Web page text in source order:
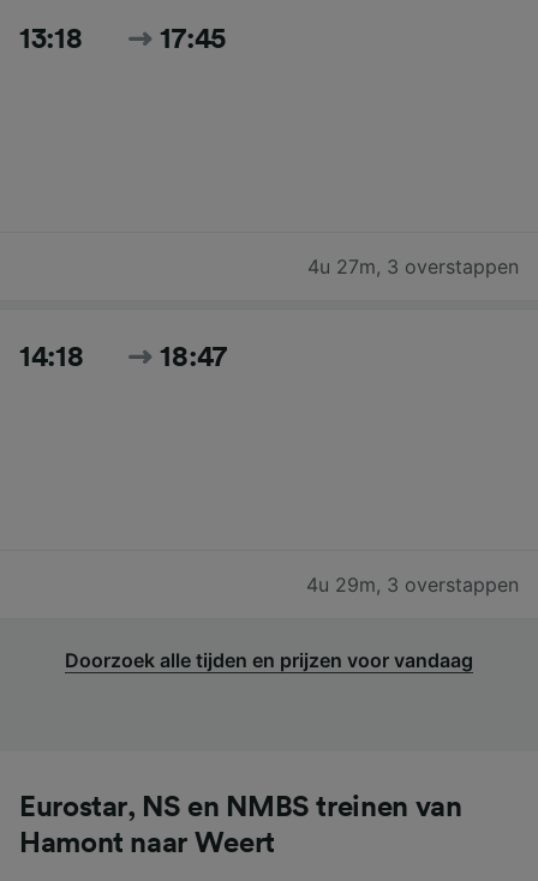
13:18 17:45
4u 27m, 3 overstappen
14:18 18:47
4u 29m, 3 overstappen
Doorzoek alle tijden en prijzen voor vandaag
Eurostar, NS en NMBS treinen van
Hamont naar Weert